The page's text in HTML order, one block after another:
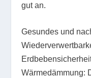
gut an.
Gesundes und
Wärmedämmung: